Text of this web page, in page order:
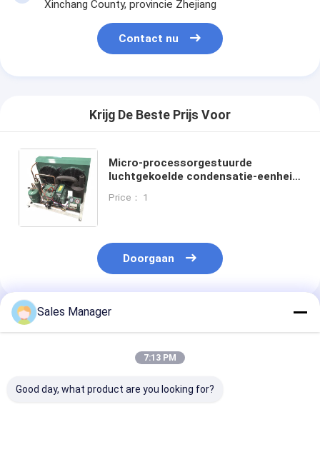
Xinchang County, provincie Zhejiang
Contact nu
Krijg De Beste Prijs Voor
Micro-processorgestuurde
luchtgekoelde condensatie-eenheid
beheersing van de temperatuur van
Price： 1
Doorgaan
Geadviseerde Producten
Sales Manager
7:13 PM
Good day, what product are you looking for?